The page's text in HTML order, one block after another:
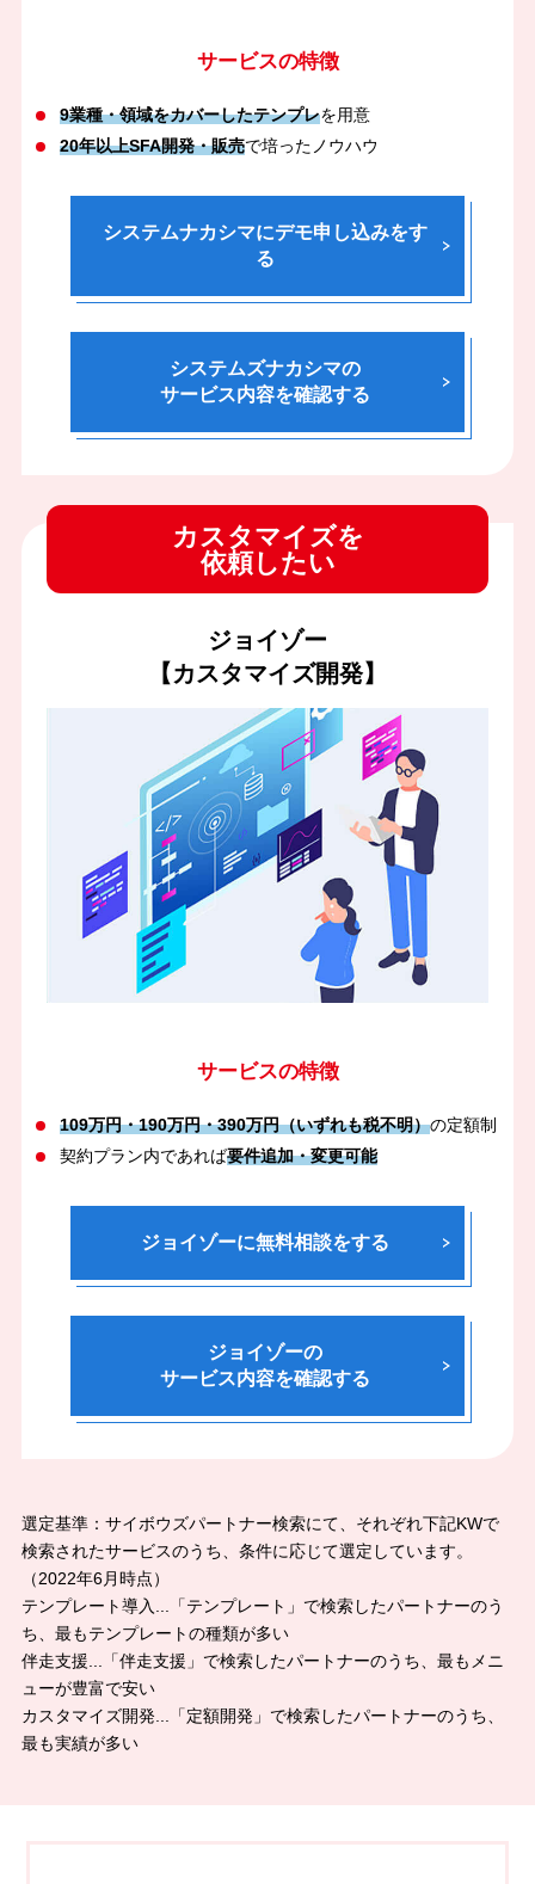
サービスの特徴
9業種・領域をカバーしたテンプレを用意
20年以上SFA開発・販売で培ったノウハウ
システムナカシマにデモ申し込みをす
る
システムズナカシマの
サービス内容を確認する
カスタマイズを
依頼したい
ジョイゾー
【カスタマイズ開発】
サービスの特徴
109万円・190万円・390万円（いずれも税不明）の定額制
契約プラン内であれば要件追加・変更可能
ジョイゾーに無料相談をする
ジョイゾーの
サービス内容を確認する
選定基準：サイボウズパートナー検索にて、それぞれ下記KWで
検索されたサービスのうち、条件に応じて選定しています。
（2022年6月時点）
テンプレート導入...「テンプレート」で検索したパートナーのう
ち、最もテンプレートの種類が多い
伴走支援...「伴走支援」で検索したパートナーのうち、最もメニ
ューが豊富で安い
カスタマイズ開発...「定額開発」で検索したパートナーのうち、
最も実績が多い